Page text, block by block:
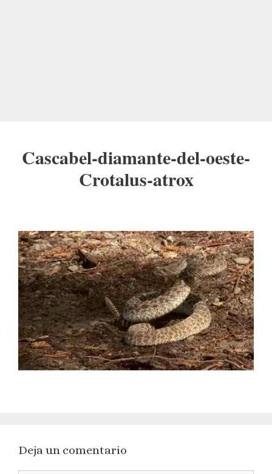
Cascabel-diamante-del-oeste-
Crotalus-atrox
Deja un comentario